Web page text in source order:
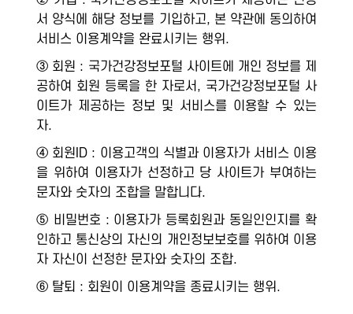
서 양식에 해당 정보를 기입하고, 본 약관에 동의하여
서비스 이용계약을 완료시키는 행위.
③ 회원 : 국가건강정보포털 사이트에 개인 정보를 제
공하여 회원 등록을 한 자로서, 국가건강정보포털 사
이트가 제공하는 정보 및 서비스를 이용할 수 있는
자.
④ 회원ID : 이용고객의 식별과 이용자가 서비스 이용
을 위하여 이용자가 선정하고 당 사이트가 부여하는
문자와 숫자의 조합을 말합니다.
⑤ 비밀번호 : 이용자가 등록회원과 동일인인지를 확
인하고 통신상의 자신의 개인정보보호를 위하여 이용
자 자신이 선정한 문자와 숫자의 조합.
⑥ 탈퇴 : 회원이 이용계약을 종료시키는 행위.